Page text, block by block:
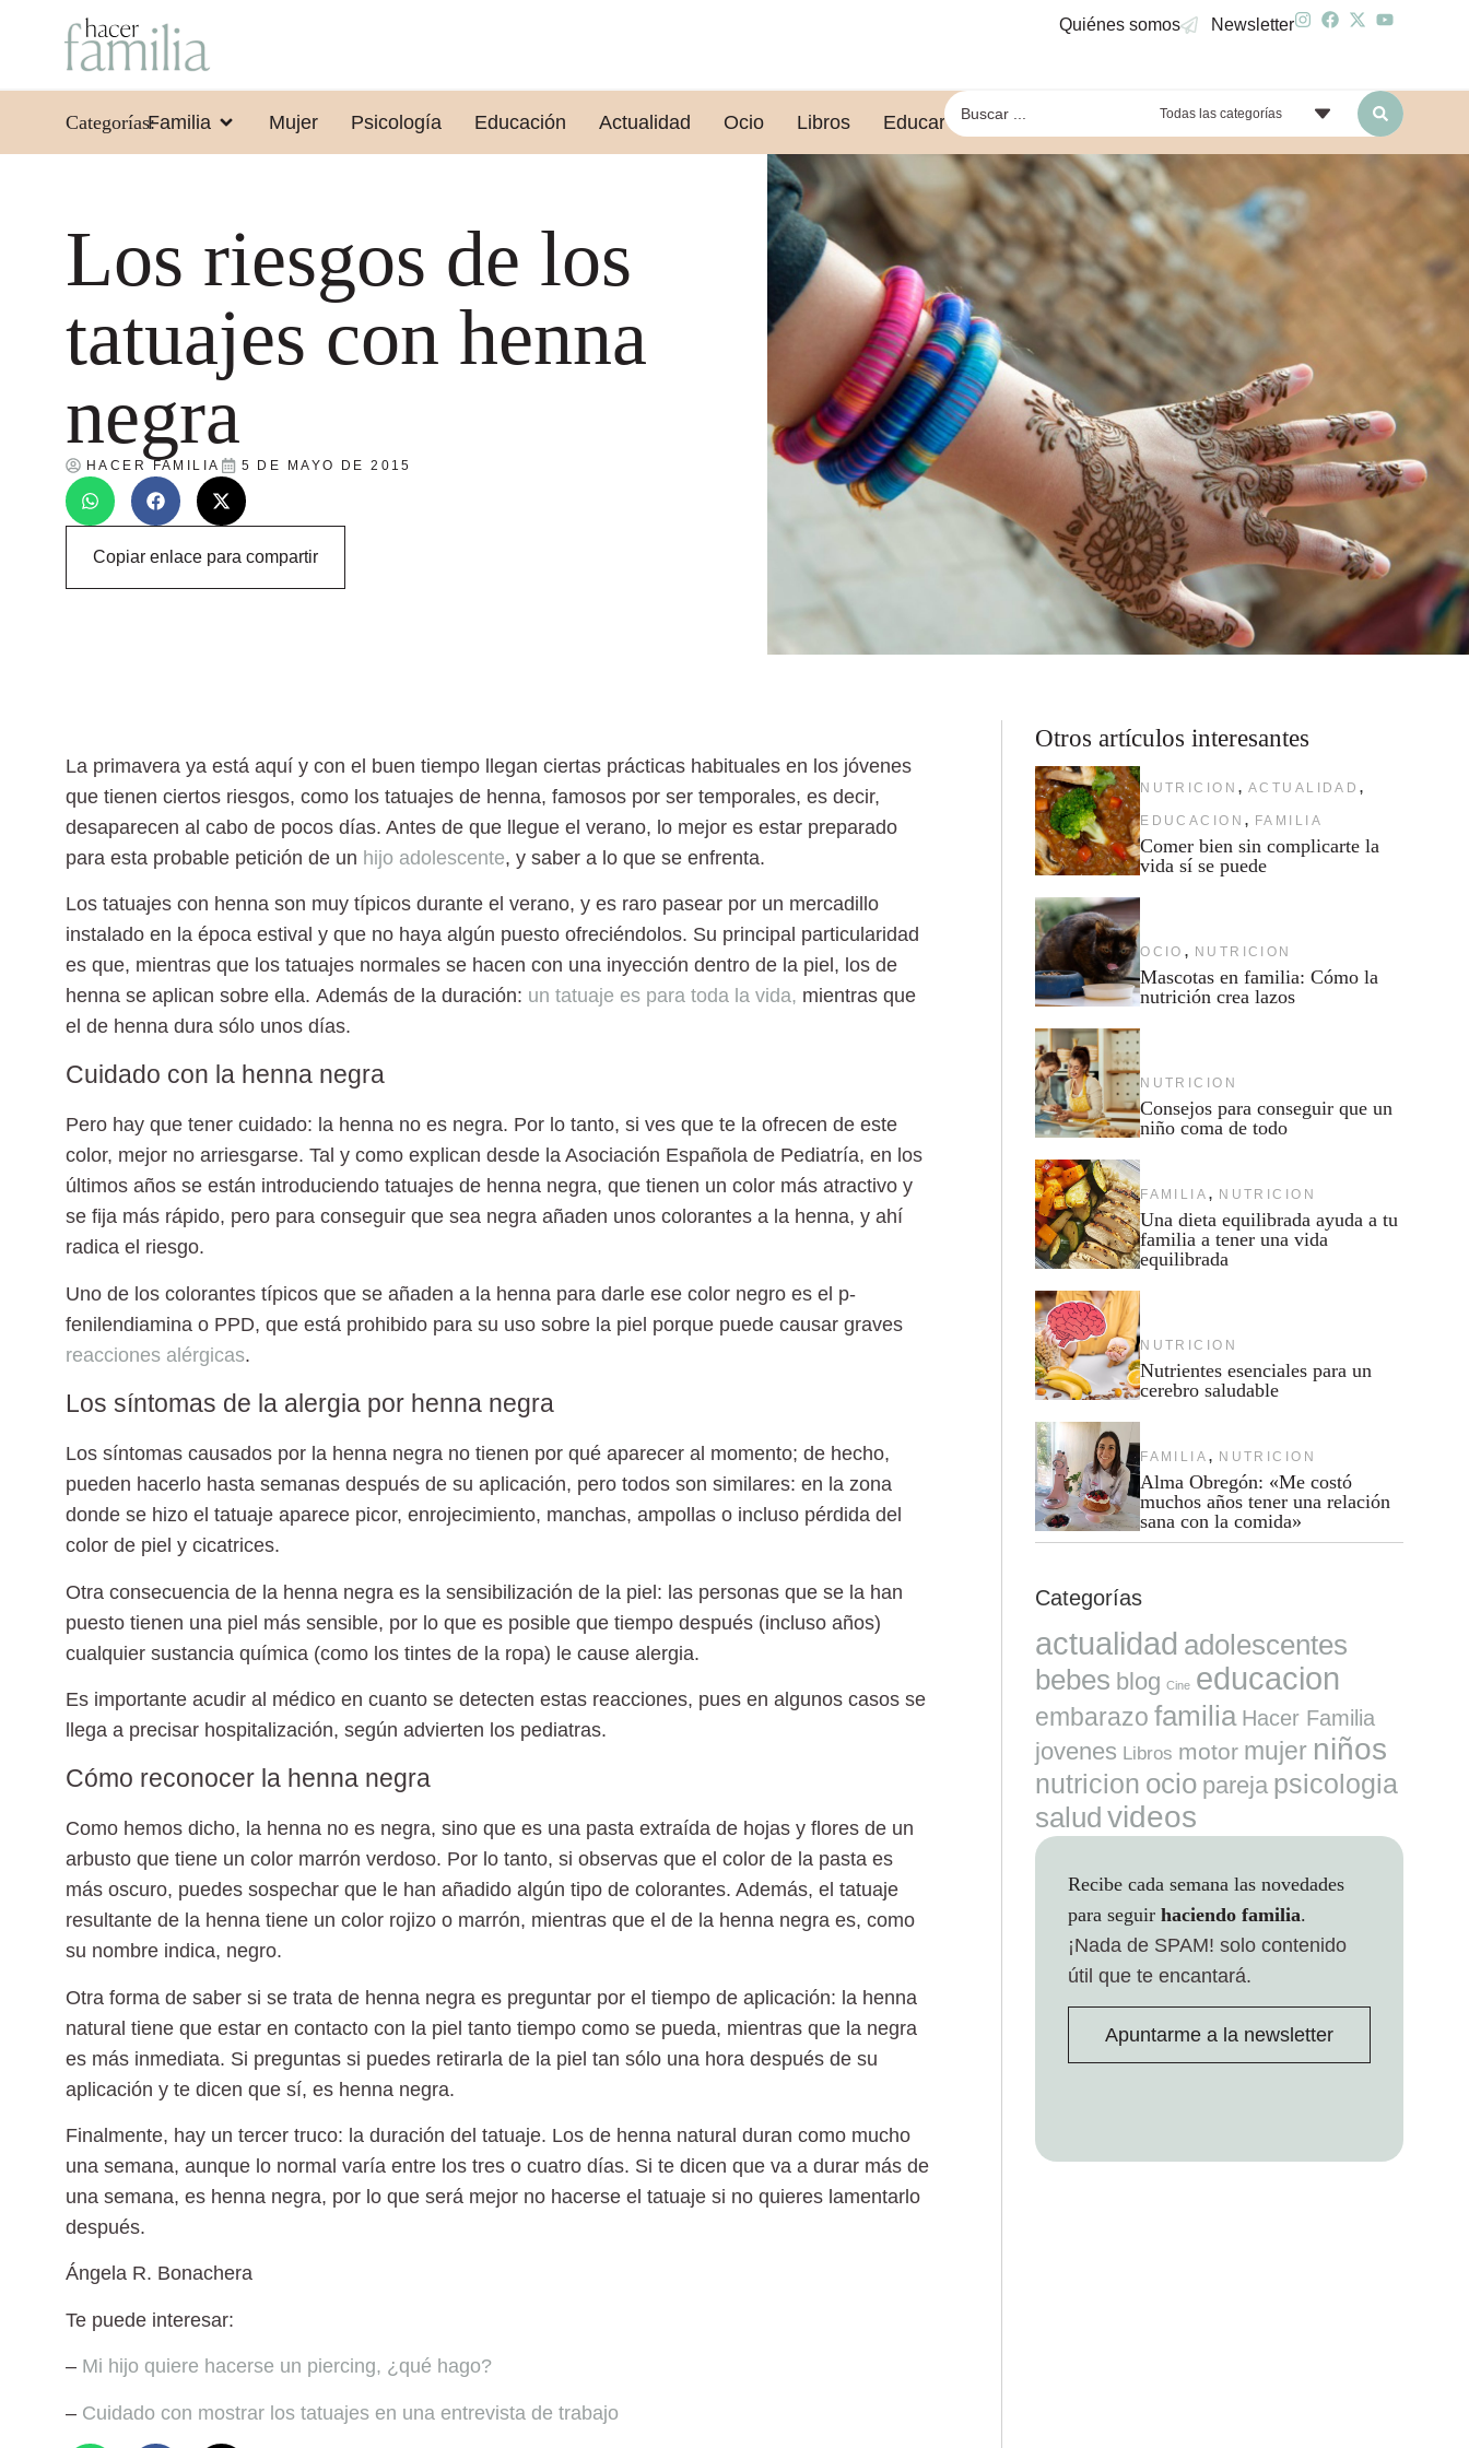
Quiénes somos Newsletter
Categorías:Familia Mujer Psicología Educación Actualidad Ocio Libros Educar leyendo Todas las categorías
Los riesgos de los
tatuajes con henna
negra
HACER FAMILIA 5 DE MAYO DE 2015
Copiar enlace para compartir
La primavera ya está aquí y con el buen tiempo llegan ciertas prácticas habituales en los jóvenes
que tienen ciertos riesgos, como los tatuajes de henna, famosos por ser temporales, es decir,
desaparecen al cabo de pocos días. Antes de que llegue el verano, lo mejor es estar preparado
para esta probable petición de un hijo adolescente, y saber a lo que se enfrenta.
Los tatuajes con henna son muy típicos durante el verano, y es raro pasear por un mercadillo
instalado en la época estival y que no haya algún puesto ofreciéndolos. Su principal particularidad
es que, mientras que los tatuajes normales se hacen con una inyección dentro de la piel, los de
henna se aplican sobre ella. Además de la duración: un tatuaje es para toda la vida, mientras que
el de henna dura sólo unos días.
Cuidado con la henna negra
Pero hay que tener cuidado: la henna no es negra. Por lo tanto, si ves que te la ofrecen de este
color, mejor no arriesgarse. Tal y como explican desde la Asociación Española de Pediatría, en los
últimos años se están introduciendo tatuajes de henna negra, que tienen un color más atractivo y
se fija más rápido, pero para conseguir que sea negra añaden unos colorantes a la henna, y ahí
radica el riesgo.
Uno de los colorantes típicos que se añaden a la henna para darle ese color negro es el p-
fenilendiamina o PPD, que está prohibido para su uso sobre la piel porque puede causar graves
reacciones alérgicas.
Los síntomas de la alergia por henna negra
Los síntomas causados por la henna negra no tienen por qué aparecer al momento; de hecho,
pueden hacerlo hasta semanas después de su aplicación, pero todos son similares: en la zona
donde se hizo el tatuaje aparece picor, enrojecimiento, manchas, ampollas o incluso pérdida del
color de piel y cicatrices.
Otra consecuencia de la henna negra es la sensibilización de la piel: las personas que se la han
puesto tienen una piel más sensible, por lo que es posible que tiempo después (incluso años)
cualquier sustancia química (como los tintes de la ropa) le cause alergia.
Es importante acudir al médico en cuanto se detecten estas reacciones, pues en algunos casos se
llega a precisar hospitalización, según advierten los pediatras.
Cómo reconocer la henna negra
Como hemos dicho, la henna no es negra, sino que es una pasta extraída de hojas y flores de un
arbusto que tiene un color marrón verdoso. Por lo tanto, si observas que el color de la pasta es
más oscuro, puedes sospechar que le han añadido algún tipo de colorantes. Además, el tatuaje
resultante de la henna tiene un color rojizo o marrón, mientras que el de la henna negra es, como
su nombre indica, negro.
Otra forma de saber si se trata de henna negra es preguntar por el tiempo de aplicación: la henna
natural tiene que estar en contacto con la piel tanto tiempo como se pueda, mientras que la negra
es más inmediata. Si preguntas si puedes retirarla de la piel tan sólo una hora después de su
aplicación y te dicen que sí, es henna negra.
Finalmente, hay un tercer truco: la duración del tatuaje. Los de henna natural duran como mucho
una semana, aunque lo normal varía entre los tres o cuatro días. Si te dicen que va a durar más de
una semana, es henna negra, por lo que será mejor no hacerse el tatuaje si no quieres lamentarlo
después.
Ángela R. Bonachera
Te puede interesar:
– Mi hijo quiere hacerse un piercing, ¿qué hago?
– Cuidado con mostrar los tatuajes en una entrevista de trabajo
Otros artículos interesantes
NUTRICION , ACTUALIDAD ,
EDUCACION , FAMILIA
Comer bien sin complicarte la
vida sí se puede
OCIO , NUTRICION
Mascotas en familia: Cómo la
nutrición crea lazos
NUTRICION
Consejos para conseguir que un
niño coma de todo
FAMILIA , NUTRICION
Una dieta equilibrada ayuda a tu
familia a tener una vida
equilibrada
NUTRICION
Nutrientes esenciales para un
cerebro saludable
FAMILIA , NUTRICION
Alma Obregón: «Me costó
muchos años tener una relación
sana con la comida»
Categorías
actualidad adolescentes
bebes blog Cine educacion
embarazo familia Hacer Familia
jovenes Libros motor mujer niños
nutricion ocio pareja psicologia
salud videos
Recibe cada semana las novedades
para seguir haciendo familia.
¡Nada de SPAM! solo contenido
útil que te encantará.
Apuntarme a la newsletter